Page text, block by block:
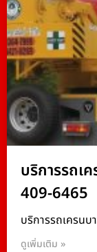
บริการรถเ
409-6465
บริการรถเครนบ
ดูเพิ่มเติม »